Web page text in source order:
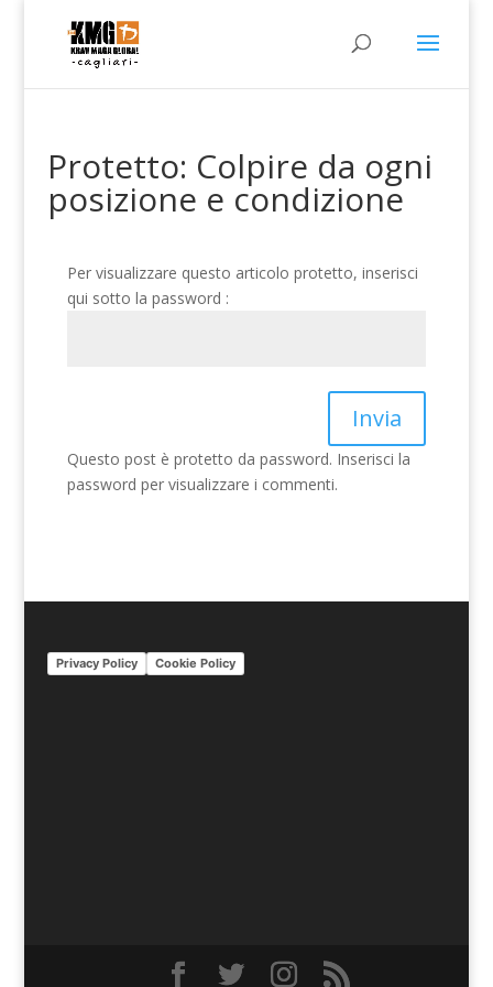
Protetto: Colpire da ogni
posizione e condizione
Per visualizzare questo articolo protetto, inserisci
qui sotto la password :
Invia
Questo post è protetto da password. Inserisci la
password per visualizzare i commenti.
Privacy Policy Cookie Policy